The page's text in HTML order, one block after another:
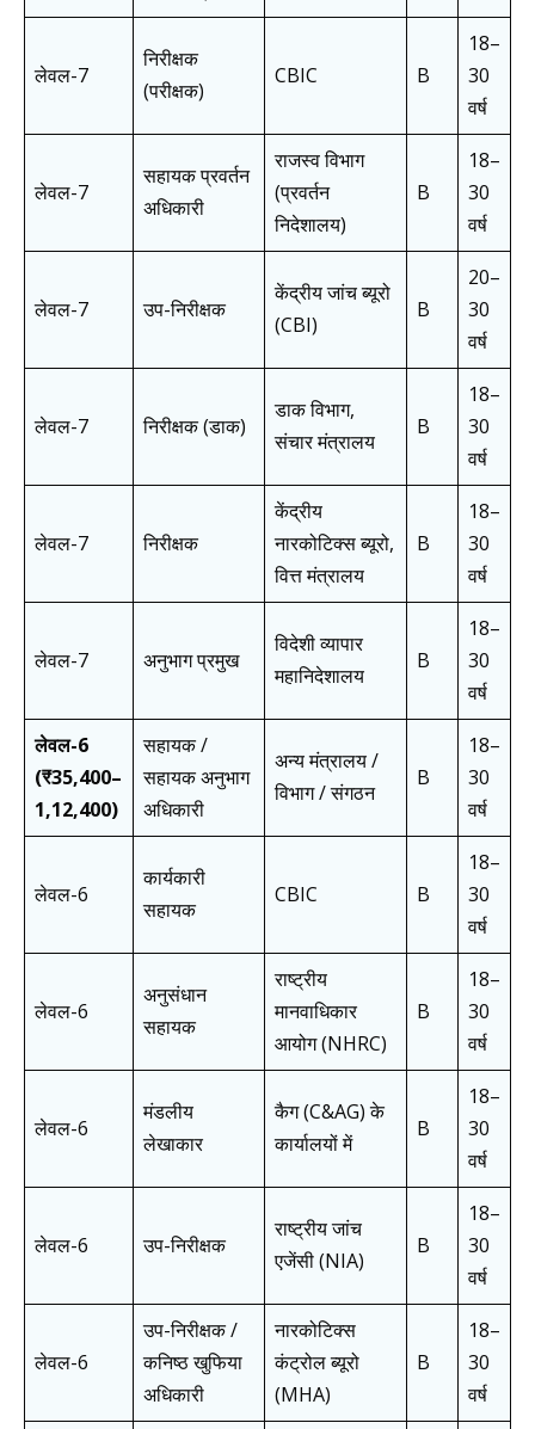
लेवल-7
निरीक्षक
(परीक्षक)
CBIC B
18–
30
वर्ष
लेवल-7
सहायक प्रवर्तन
अधिकारी
राजस्व विभाग
(प्रवर्तन
निदेशालय)
B
18–
30
वर्ष
लेवल-7 उप-निरीक्षक
केंद्रीय जांच ब्यूरो
(CBI)
B
20–
30
वर्ष
लेवल-7 निरीक्षक (डाक)
डाक विभाग,
संचार मंत्रालय
B
18–
30
वर्ष
लेवल-7 निरीक्षक
केंद्रीय
नारकोटिक्स ब्यूरो,
वित्त मंत्रालय
B
18–
30
वर्ष
लेवल-7 अनुभाग प्रमुख
विदेशी व्यापार
महानिदेशालय
B
18–
30
वर्ष
लेवल-6
(₹35,400–
1,12,400)
सहायक /
सहायक अनुभाग
अधिकारी
अन्य मंत्रालय /
विभाग / संगठन
B
18–
30
वर्ष
लेवल-6
कार्यकारी
सहायक
CBIC B
18–
30
वर्ष
लेवल-6
अनुसंधान
सहायक
राष्ट्रीय
मानवाधिकार
आयोग (NHRC)
B
18–
30
वर्ष
लेवल-6
मंडलीय
लेखाकार
कैग (C&AG) के
कार्यालयों में
B
18–
30
वर्ष
लेवल-6 उप-निरीक्षक
राष्ट्रीय जांच
एजेंसी (NIA)
B
18–
30
वर्ष
लेवल-6
उप-निरीक्षक /
कनिष्ठ खुफिया
अधिकारी
नारकोटिक्स
कंट्रोल ब्यूरो
(MHA)
B
18–
30
वर्ष